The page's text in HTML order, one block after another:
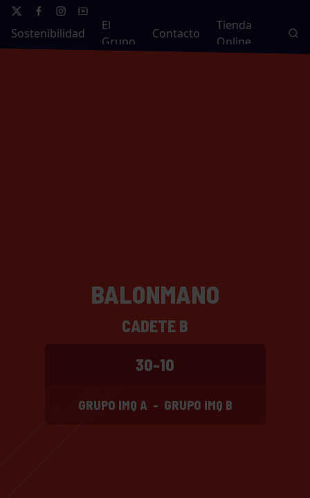
Sostenibilidad
El
Grupo
Contacto
Tienda
Online
BALONMANO
CADETE B
30-10
GRUPO IMQ A - GRUPO IMQ B